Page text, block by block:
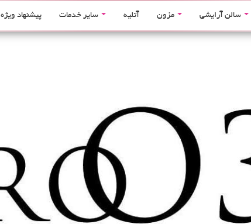
سالن آرایشی مزون آتلیه سایر خدمات پیشنهاد ویژه